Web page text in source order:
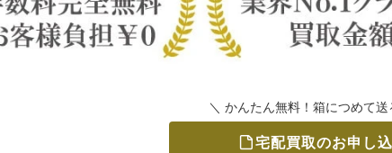
＼ かんたん無料！箱につめて送
宅配買取のお申し